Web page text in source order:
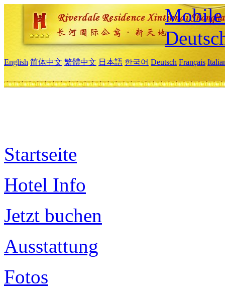
Mobile
English 简体中文 繁體中文 日本語 한국어 Deutsch Français
Startseite
Hotel Info
Jetzt buchen
Ausstattung
Fotos